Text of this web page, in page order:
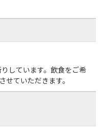
しています。飲食をご希
ていただきます。